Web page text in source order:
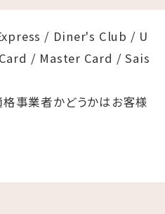
/ Diner's Club / U
/ Master Card / Sais
事業者かどうかはお客様